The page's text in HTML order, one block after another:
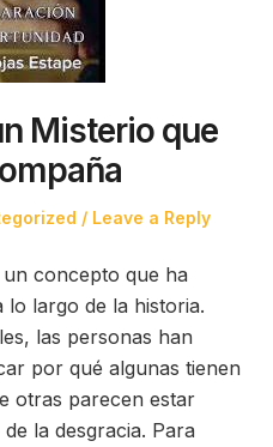
Misterio que
Leave a Reply
concepto que ha
lo largo de la historia.
las personas han
por qué algunas tienen
otras parecen estar
la desgracia. Para